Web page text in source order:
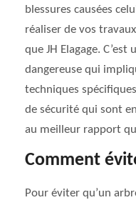
blessures causées
réaliser de vos
que JH Elagage.
dangereuse qui
techniques
de sécurité qui sont
au meilleur rapport
Comment
Pour éviter qu’un